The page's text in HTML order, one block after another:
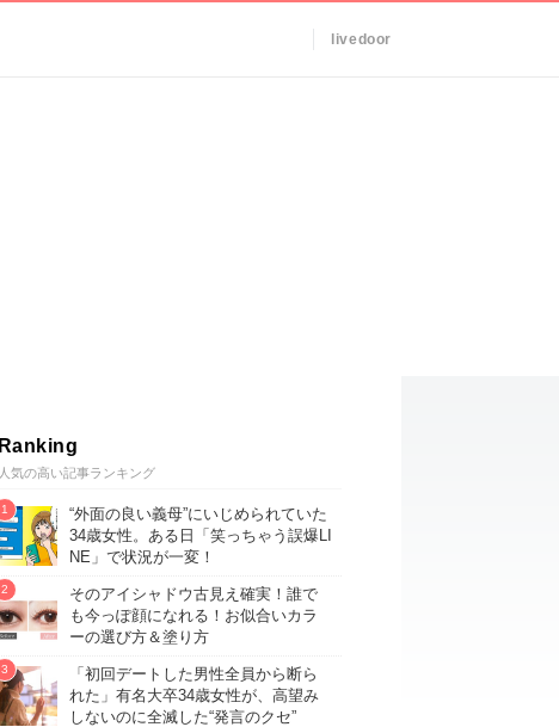
livedoor
Ranking
人気の高い記事ランキング
“外面の良い義母”にいじめられていた
34歳女性。ある日「笑っちゃう誤爆LI
NE」で状況が一変！
そのアイシャドウ古見え確実！誰で
も今っぽ顔になれる！お似合いカラ
ーの選び方＆塗り方
「初回デートした男性全員から断ら
れた」有名大卒34歳女性が、高望み
しないのに全滅した“発言のクセ”